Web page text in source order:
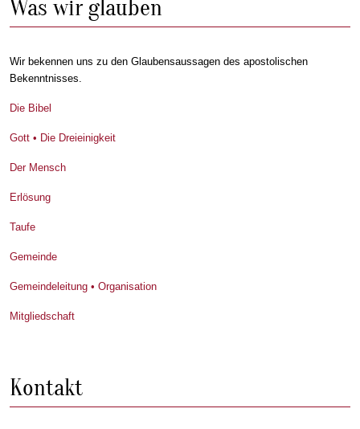
Was wir glauben
Wir bekennen uns zu den Glaubensaussagen des apostolischen
Bekenntnisses.
Die Bibel
Gott • Die Dreieinigkeit
Der Mensch
Erlösung
Taufe
Gemeinde
Gemeindeleitung • Organisation
Mitgliedschaft
Kontakt